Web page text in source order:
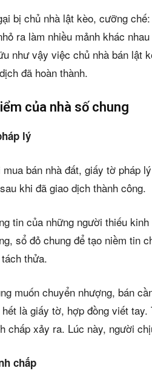
Phiên
Trang chủ
Mua bán
Thị
Liên hệ
bị chủ nhà lật kèo, cưỡng
ra làm nhiều mảnh khác
như vậy việc chủ nhà bán lật
đã hoàn thành.
của nhà số chung
lý
mua bán nhà đất, giấy tờ pháp
khi đã giao dịch thành công.
tin của những người thiếu
sổ đỏ chung để tạo niềm tin
thửa.
muốn chuyển nhượng, bán
là giấy tờ, hợp đồng viết
chấp xảy ra. Lúc này, người
chấp